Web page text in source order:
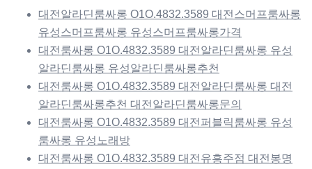
대전알라딘룸싸롱 O1O.4832.3589 대전스머프룸싸롱
유성스머프룸싸롱 유성스머프룸싸롱가격
대전룸싸롱 O1O.4832.3589 대전알라딘룸싸롱 유성
알라딘룸싸롱 유성알라딘룸싸롱추천
대전룸싸롱 O1O.4832.3589 대전알라딘룸싸롱 대전
알라딘룸싸롱추천 대전알라딘룸싸롱문의
대전룸싸롱 O1O.4832.3589 대전퍼블릭룸싸롱 유성
룸싸롱 유성노래방
대전룸싸롱 O1O.4832.3589 대전유흥주점 대전봉명